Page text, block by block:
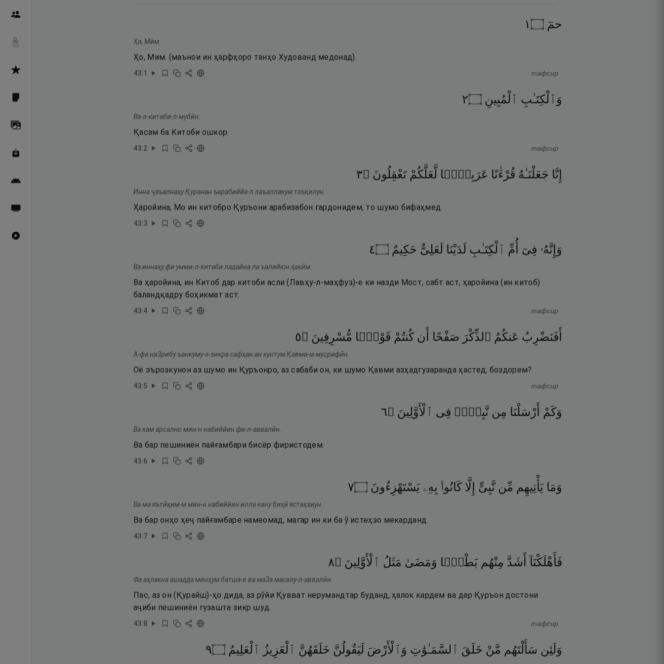
حمٓ ۝١
Ҳа, Мӣм.
Ҳо, Мим. (маънои ин ҳарфҳоро танҳо Худованд медонад).
43:1 тафсир
وَٱلْكِتَـٰبِ ٱلْمُبِينِ ۝٢
Ва-л-китаби-л-мубӣн.
Қасам ба Китоби ошкор.
43:2 тафсир
إِنَّا جَعَلْنَـٰهُ قُرْءَٰنًا عَرَبِيًّۭا لَّعَلَّكُمْ تَعْقِلُونَ ۝٣
Инна ҷаъалнаҳу Қуранан ъарабиййа-л лаъаллакум таъқилун.
Ҳаройина, Мо ин китобро Қуръони арабизабон гардонидем, то шумо бифаҳмед.
43:3
وَإِنَّهُۥ فِىٓ أُمِّ ٱلْكِتَـٰبِ لَدَيْنَا لَعَلِىٌّ حَكِيمٌ ۝٤
Ва иннаҳу фи умми-л-китаби ладайна ла ъалийюн ҳакӣм.
Ва ҳаройина, ин Китоб дар китоби асли (Лавҳу-л-маҳфуз)-е ки назди Мост, сабт аст, ҳаройина (ин китоб)
баландқадру боҳикмат аст.
43:4 тафсир
أَفَنَضْرِبُ عَنكُمُ ٱلذِّكْرَ صَفْحًا أَن كُنتُمْ قَوْمًۭا مُّسْرِفِينَ ۝٥
А-фа наЗрибу ъанкуму-з-зикра сафҳан ан кунтум Қавма-м мусрифӣн.
Оё эърозкунон аз шумо ин Қуръонро, аз сабаби он, ки шумо Қавми азҳадгузаранда ҳастед, боздорем?
43:5 тафсир
وَكَمْ أَرْسَلْنَا مِن نَّبِىٍّۢ فِى ٱلْأَوَّلِينَ ۝٦
Ва кам арсално мин-н набиййин фи-л-аввалӣн.
Ва бар пешиниён пайғамбари бисёр фиристодем.
43:6
وَمَا يَأْتِيهِم مِّن نَّبِىٍّ إِلَّا كَانُوا۟ بِهِۦ يَسْتَهْزِءُونَ ۝٧
Ва ма яътӣҳим-м мин-н набиййин илла кану биҳӣ ястаҳзиун.
Ва бар онҳо ҳеҷ пайғамбаре намеомад, магар ин ки ба ӯ истеҳзо мекарданд.
43:7
فَأَهْلَكْنَآ أَشَدَّ مِنْهُم بَطْشًۭا وَمَضَىٰ مَثَلُ ٱلْأَوَّلِينَ ۝٨
Фа аҳлакна ашадда минҳум батша-в ва маЗа масалу-л-аввалӣн.
Пас, аз он (Қурайш)-ҳо дида, аз рӯйи Қувват нерумандтар буданд, ҳалок кардем ва дар Қуръон достони
аҷиби пешиниён гузашта зикр шуд.
43:8 тафсир
وَلَئِن سَأَلْتَهُم مَّنْ خَلَقَ ٱلسَّمَـٰوَٰتِ وَٱلْأَرْضَ لَيَقُولُنَّ خَلَقَهُنَّ ٱلْعَزِيزُ ٱلْعَلِيمُ ۝٩